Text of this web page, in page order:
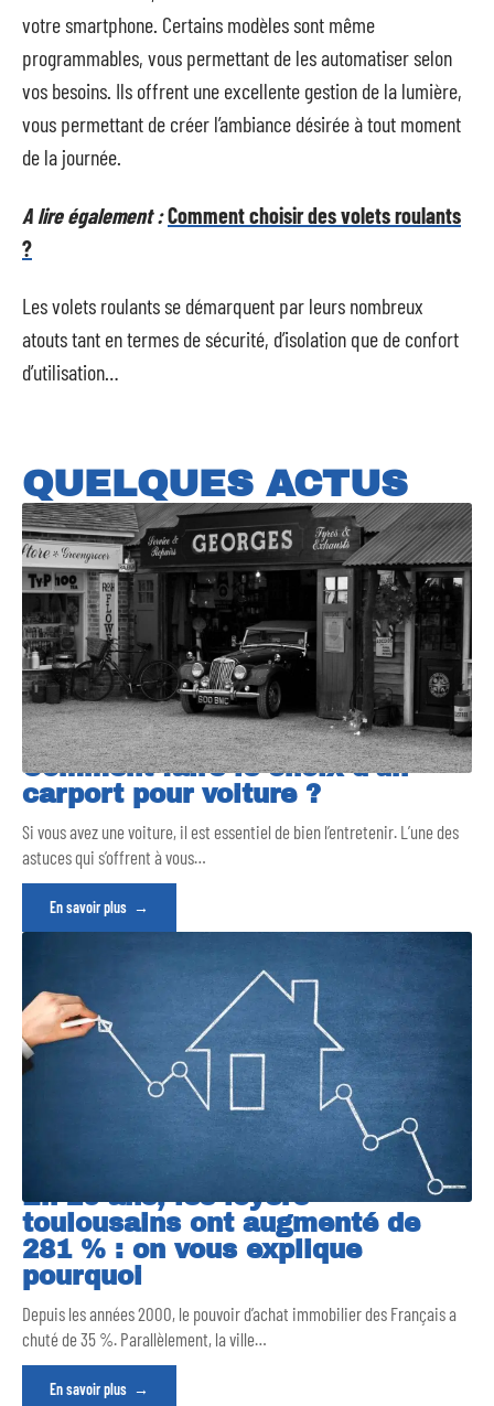
votre smartphone. Certains modèles sont même
programmables, vous permettant de les automatiser selon
vos besoins. Ils offrent une excellente gestion de la lumière,
vous permettant de créer l’ambiance désirée à tout moment
de la journée.
A lire également :Comment choisir des volets roulants
?
Les volets roulants se démarquent par leurs nombreux
atouts tant en termes de sécurité, d’isolation que de confort
d’utilisation…
QUELQUES ACTUS
Comment faire le choix d’un
carport pour voiture ?
Si vous avez une voiture, il est essentiel de bien l’entretenir. L’une des
astuces qui s’offrent à vous…
En savoir plus
En 20 ans, les loyers
toulousains ont augmenté de
281 % : on vous explique
pourquoi
Depuis les années 2000, le pouvoir d’achat immobilier des Français a
chuté de 35 %. Parallèlement, la ville…
En savoir plus